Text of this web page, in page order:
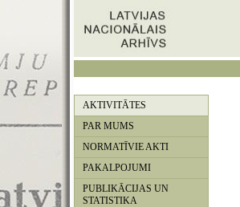
AKTIVITĀTES
PAR MUMS
NORMATĪVIE AKTI
PAKALPOJUMI
PUBLIKĀCIJAS UN
STATISTIKA